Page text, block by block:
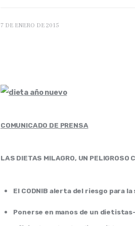
7 DE ENERO DE 2015
COMUNICADO DE PRENSA
LAS DIETAS MILAGRO, UN PELIGROSO
El CODNIB alerta del riesgo para
Ponerse en manos de un